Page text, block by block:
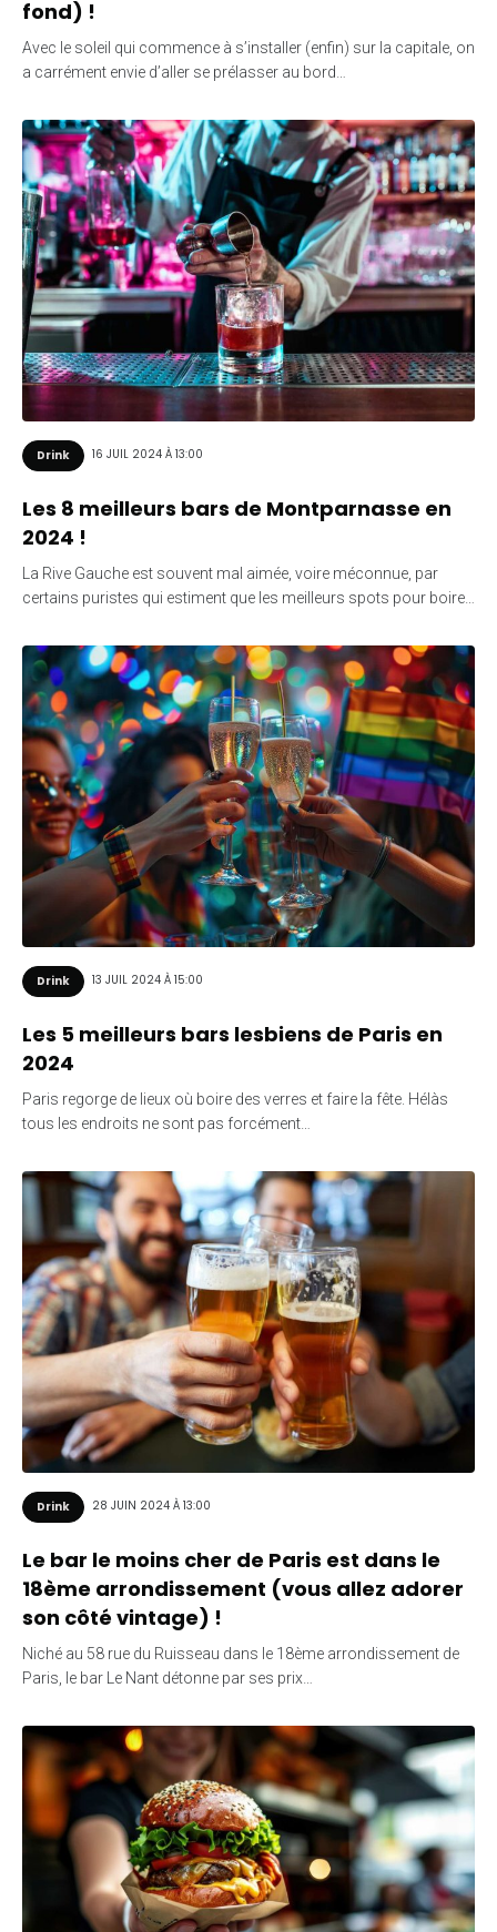
fond) !
Avec le soleil qui commence à s’installer (enfin) sur la capitale, on
a carrément envie d’aller se prélasser au bord…
Drink 16 JUIL 2024 À 13:00
Les 8 meilleurs bars de Montparnasse en
2024 !
La Rive Gauche est souvent mal aimée, voire méconnue, par
certains puristes qui estiment que les meilleurs spots pour boire…
Drink 13 JUIL 2024 À 15:00
Les 5 meilleurs bars lesbiens de Paris en
2024
Paris regorge de lieux où boire des verres et faire la fête. Hélàs
tous les endroits ne sont pas forcément…
Drink 28 JUIN 2024 À 13:00
Le bar le moins cher de Paris est dans le
18ème arrondissement (vous allez adorer
son côté vintage) !
Niché au 58 rue du Ruisseau dans le 18ème arrondissement de
Paris, le bar Le Nant détonne par ses prix…